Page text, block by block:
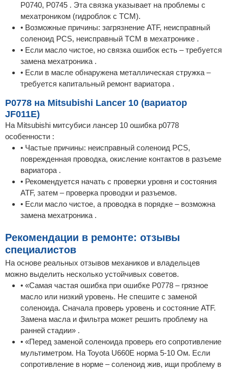
P0740, P0745 . Эта связка указывает на проблемы с
мехатроником (гидроблок с TCM).
• Возможные причины: загрязнение ATF, неисправный
соленоид PCS, неисправный TCM в мехатронике .
• Если масло чистое, но связка ошибок есть – требуется
замена мехатроника .
• Если в масле обнаружена металлическая стружка –
требуется капитальный ремонт вариатора .
P0778 на Mitsubishi Lancer 10 (вариатор
JF011E)
На Mitsubishi митсубиси лансер 10 ошибка p0778
особенности :
• Частые причины: неисправный соленоид PCS,
поврежденная проводка, окисление контактов в разъеме
вариатора .
• Рекомендуется начать с проверки уровня и состояния
ATF, затем – проверка проводки и разъемов.
• Если масло чистое, а проводка в порядке – возможна
замена мехатроника .
Рекомендации в ремонте: отзывы
специалистов
На основе реальных отзывов механиков и владельцев
можно выделить несколько устойчивых советов.
• «Самая частая ошибка при ошибке P0778 – грязное
масло или низкий уровень. Не спешите с заменой
соленоида. Сначала проверь уровень и состояние ATF.
Замена масла и фильтра может решить проблему на
ранней стадии» .
• «Перед заменой соленоида проверь его сопротивление
мультиметром. На Toyota U660E норма 5-10 Ом. Если
сопротивление в норме – соленоид жив, ищи проблему в